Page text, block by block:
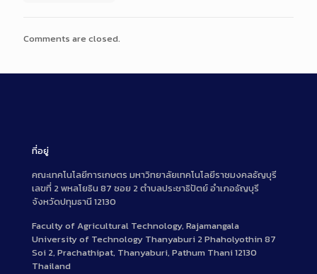
Comments are closed.
ที่อยู่
คณะเทคโนโลยีการเกษตร มหาวิทยาลัยเทคโนโลยีราชมงคลธัญบุรี
เลขที่ 2 พหลโยธิน 87 ซอย 2 ตำบลประชาธิปัตย์ อำเภอธัญบุรี
จังหวัดปทุมธานี 12130
Faculty of Agricultural Technology, Rajamangala
University of Technology Thanyaburi 2 Phaholyothin 87
Soi 2, Prachathipat, Thanyaburi, Pathum Thani 12130
Thailand